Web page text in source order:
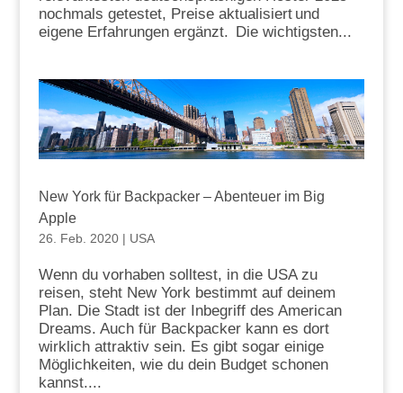
nochmals getestet, Preise aktualisiert und
eigene Erfahrungen ergänzt. Die wichtigsten...
New York für Backpacker – Abenteuer im Big
Apple
26. Feb. 2020| USA
Wenn du vorhaben solltest, in die USA zu
reisen, steht New York bestimmt auf deinem
Plan. Die Stadt ist der Inbegriff des American
Dreams. Auch für Backpacker kann es dort
wirklich attraktiv sein. Es gibt sogar einige
Möglichkeiten, wie du dein Budget schonen
kannst....